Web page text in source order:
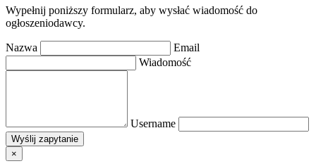
Wypełnij poniższy formularz, aby wysłać wiadomość do
ogłoszeniodawcy.
Nazwa
Email
Wiadomość
Username
×